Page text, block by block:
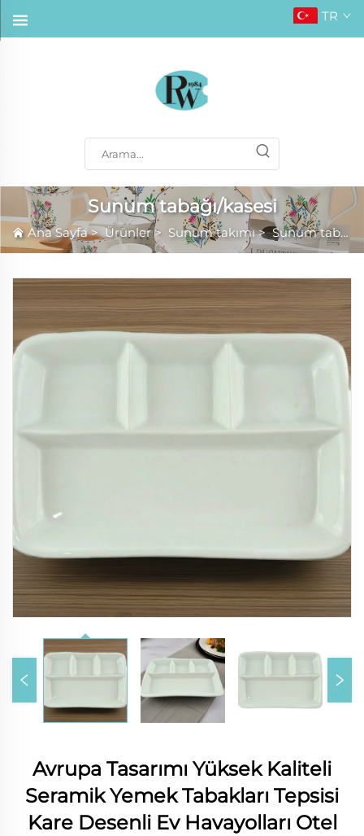
TR
Sunum tabağı/kasesi
Ana Sayfa>Ürünler> Sunum takımı>Sunum tabağı/kasesi
Avrupa Tasarımı Yüksek Kaliteli
Seramik Yemek Tabakları Tepsisi
Kare Desenli Ev Havayolları Otel